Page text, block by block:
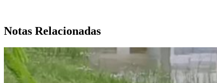
Notas Relacionadas